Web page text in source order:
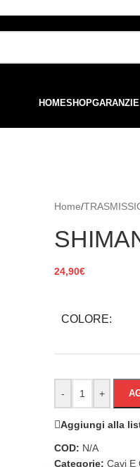
HOMESHOP
Home/
24,90€
COLORE:
- +
Aggiungi alla
COD: N/A
Categorie: Cavi E